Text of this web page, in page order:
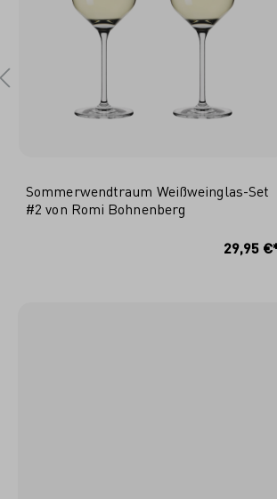
Sommerwendtraum Weißweinglas-Set
#2 von Romi Bohnenberg
29,95